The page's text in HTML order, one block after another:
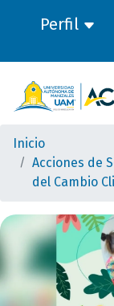
Perfil
Inicio
Acciones de
del Cambio